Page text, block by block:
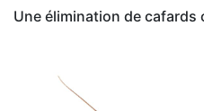
Une élimination de cafards